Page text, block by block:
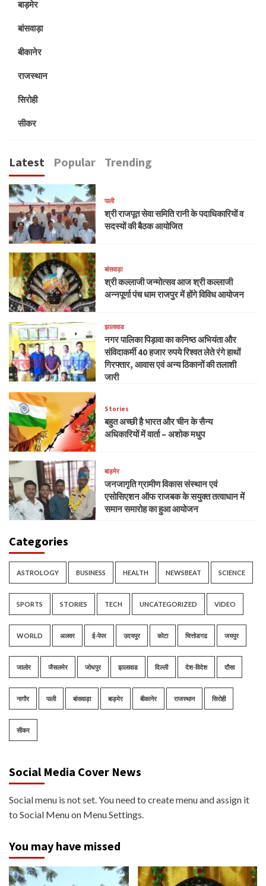
बाड़मेर
बांसवाड़ा
बीकानेर
राजस्थान
सिरोही
सीकर
Latest Popular Trending
पाली
श्री राजपूत सेवा समिति रानी के पदाधिकारियों व
सदस्यों की बैठक आयोजित
बांसवाड़ा
श्री कल्लाजी जन्मोत्सव आज श्री कल्लाजी
अन्नपूर्णा पंच धाम राजपुर में होंगे विविध आयोजन
झालावाड
नगर पालिका पिड़ावा का कनिष्ठ अभियंता और
संविदाकर्मी 40 हजार रुपये रिश्वत लेते रंगे हाथों
गिरफ्तार, आवास एवं अन्य ठिकानों की तलाशी
जारी
Stories
बहुत अच्छी है भारत और चीन के सैन्य
अधिकारियों में वार्ता – अशोक मधुप
बाड़मेर
जनजागृति ग्रामीण विकास संस्थान एवं
एसोसिएशन ऑफ राजबक के सयुक्त तत्वाधान में
समान समारोह का हुआ आयोजन
Categories
ASTROLOGY BUSINESS HEALTH NEWSBEAT SCIENCE
SPORTS STORIES TECH UNCATEGORIZED VIDEO
WORLD अलवर ई-पेपर उदयपुर कोटा चित्तोडगढ जयपुर
जालोर जैसलमेर जोधपुर झालावाड दिल्ली देश-विदेश दौसा
नागौर पाली बांसवाड़ा बाड़मेर बीकानेर राजस्थान सिरोही
सीकर
Social Media Cover News
Social menu is not set. You need to create menu and assign it
to Social Menu on Menu Settings.
You may have missed